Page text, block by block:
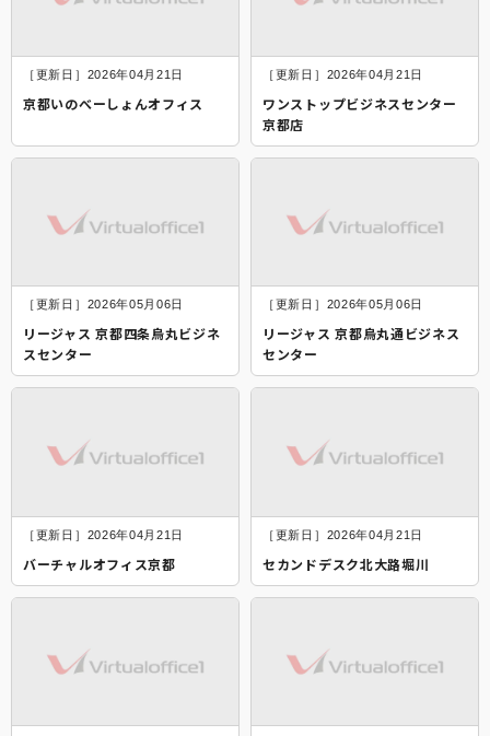
［更新日］2026年04月21日
京都いのべーしょんオフィス
［更新日］2026年04月21日
ワンストップビジネスセンター
京都店
［更新日］2026年05月06日
リージャス 京都四条烏丸ビジネ
スセンター
［更新日］2026年05月06日
リージャス 京都烏丸通ビジネス
センター
［更新日］2026年04月21日
バーチャルオフィス京都
［更新日］2026年04月21日
セカンドデスク北大路堀川